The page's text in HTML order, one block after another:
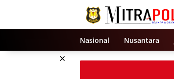
Nasional Nusantara
×